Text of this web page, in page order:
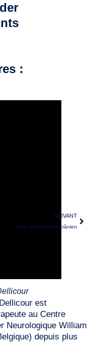
:
SUIVANT
Jade, traumatisme crânien
est
au Centre
Neurologique William
depuis plus